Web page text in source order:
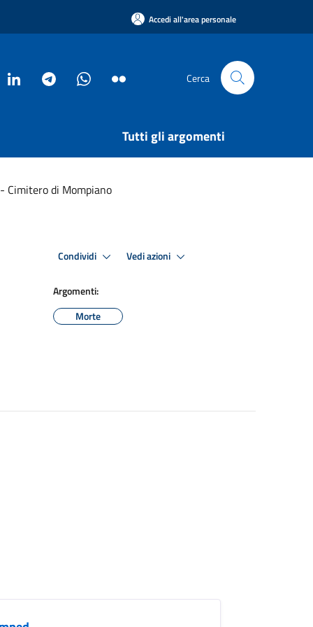
Accedi all'area personale
Cerca
Tutti gli argomenti
Cimitero di Mompiano
Condividi Vedi azioni
Argomenti:
Morte